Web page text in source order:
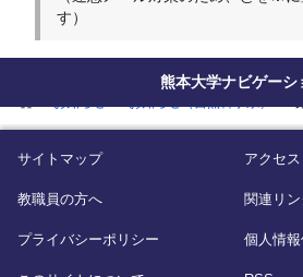
home
す）
熊本大学ナビゲーシ
サイトマップ アクセス
教職員の方へ 関連リン
プライバシーポリシー 個人情